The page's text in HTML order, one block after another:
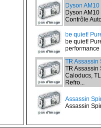
Dyson AM10
Dyson
Contrôle
be quiet!
be quiet!
performance
TR Assassin
TR Assassin
Caloducs,
Refro...
Assassin
Assassin